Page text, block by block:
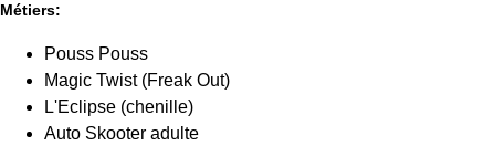
Métiers:
Pouss Pouss
Magic Twist (Freak Out)
L'Eclipse (chenille)
Auto Skooter adulte